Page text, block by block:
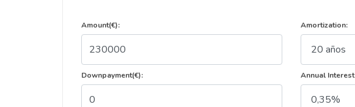
Amount(€):
Downpayment(€):
Amortization:
Annual Interest